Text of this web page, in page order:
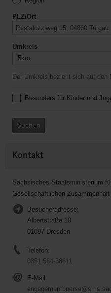
PLZ/Ort
Umkreis
Der Umkreis bezieht sich auf den
Besonders für Kinder und
Suchen
Kontakt
Sächsisches Staatsministerium
Gesellschaftlichen Zusammenhalt
Besucheradresse:
Albertstraße 10
01097 Dresden
Telefon:
0351 564-58611
E-Mail